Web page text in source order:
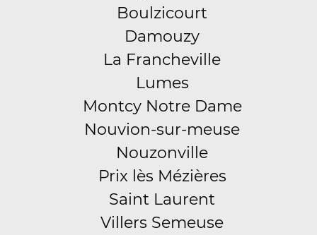
Boulzicourt
Damouzy
La Francheville
Lumes
Montcy Notre Dame
Nouvion-sur-meuse
Nouzonville
Prix lès Mézières
Saint Laurent
Villers Semeuse